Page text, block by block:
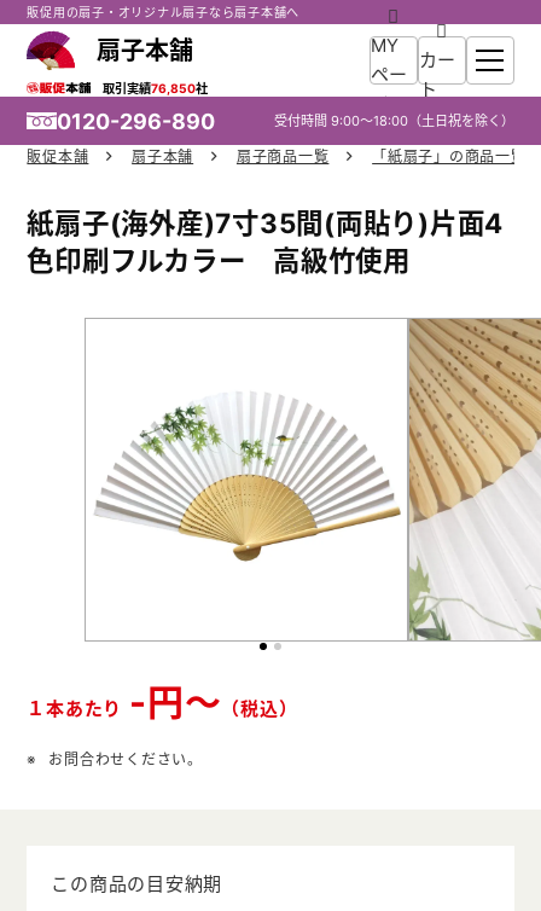
販促用の扇子・オリジナル扇子なら扇子本舗へ
扇子本舗
取引実績76,850社
MY
ペー
ジ
カー
ト
0120-296-890 受付時間 9:00～18:00（土日祝を除く）
商品一覧
スタッフ紹介
お役立ち情報
会社概要
カイロ本舗
販促本舗 扇子本舗 扇子商品一覧 「紙扇子」の商品一覧
紙扇子(海外産)7寸35間(両貼り)片面4
色印刷フルカラー 高級竹使用
１本あたり -円～ （税込）
お問合わせください。
この商品の目安納期